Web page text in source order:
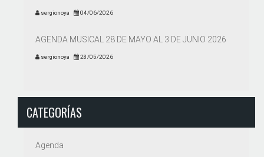
sergionoya 04/06/2026
AGENDA MUSICAL 28 DE MAYO AL 3 DE JUNIO 2026
sergionoya 28/05/2026
CATEGORÍAS
Agenda